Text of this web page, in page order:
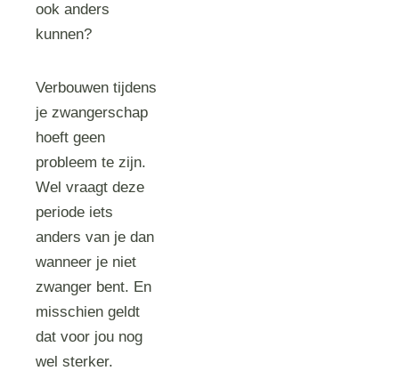
ook anders
kunnen?
Verbouwen tijdens
je zwangerschap
hoeft geen
probleem te zijn.
Wel vraagt deze
periode iets
anders van je dan
wanneer je niet
zwanger bent. En
misschien geldt
dat voor jou nog
wel sterker.